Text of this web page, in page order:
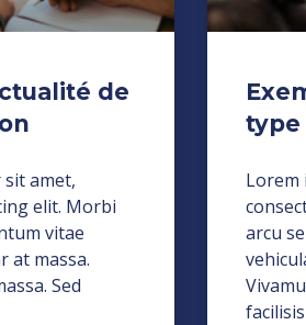
de
amet,
elit. Morbi
vitae
at massa.
Sed
type
Lorem
arcu